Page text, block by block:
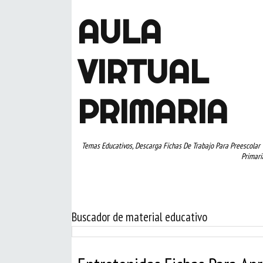
AULA
VIRTUAL
PRIMARIA
Temas Educativos, Descarga Fichas De Trabajo Para Preescolar
Buscador de material educativo